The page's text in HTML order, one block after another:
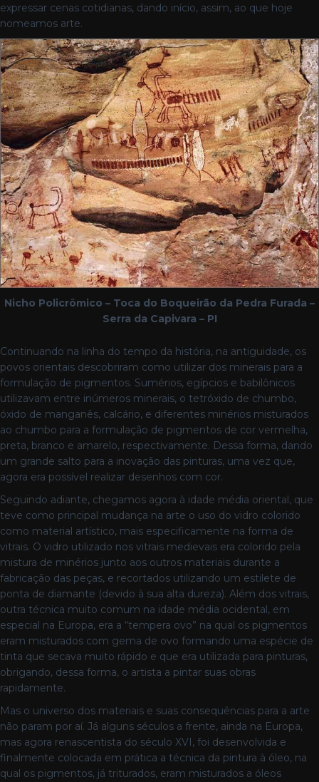
expressar cenas cotidianas, dando início, assim, ao que hoje
nomeamos arte.
Nicho Policrômico – Toca do Boqueirão da Pedra Furada –
Serra da Capivara – PI
Continuando na linha do tempo da história, na antiguidade, os
povos orientais descobriram como utilizar dos minerais para a
formulação de pigmentos. Sumérios, egípcios e babilônicos
utilizavam entre inúmeros minerais, o tetróxido de chumbo,
óxido de manganês, calcário, e diferentes minérios misturados
ao chumbo para a formulação de pigmentos de cor vermelha,
preta, branco e amarelo, respectivamente. Dessa forma, dando
um grande salto para a inovação das pinturas, uma vez que,
agora era possível realizar desenhos com cor.
Seguindo adiante, chegamos agora à idade média oriental, que
teve como principal mudança na arte o uso do vidro colorido
como material artístico, mais especificamente na forma de
vitrais. O vidro utilizado nos vitrais medievais era colorido pela
mistura de minérios junto aos outros materiais durante a
fabricação das peças, e recortados utilizando um estilete de
ponta de diamante (devido à sua alta dureza). Além dos vitrais,
outra técnica muito comum na idade média ocidental, em
especial na Europa, era a “tempera ovo” na qual os pigmentos
eram misturados com gema de ovo formando uma espécie de
tinta que secava muito rápido e que era utilizada para pinturas,
obrigando, dessa forma, o artista a pintar suas obras
rapidamente.
Mas o universo dos materiais e suas consequências para a arte
não param por aí. Já alguns séculos a frente, ainda na Europa,
mas agora renascentista do século XVI, foi desenvolvida e
finalmente colocada em prática a técnica da pintura à óleo, na
qual os pigmentos, já triturados, eram misturados a óleos